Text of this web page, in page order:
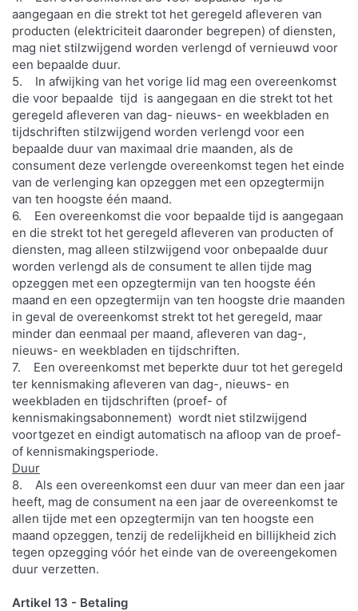
aangegaan en die strekt tot het geregeld afleveren van
producten (elektriciteit daaronder begrepen) of diensten,
mag niet stilzwijgend worden verlengd of vernieuwd voor
een bepaalde duur.
5. In afwijking van het vorige lid mag een overeenkomst
die voor bepaalde tijd is aangegaan en die strekt tot het
geregeld afleveren van dag- nieuws- en weekbladen en
tijdschriften stilzwijgend worden verlengd voor een
bepaalde duur van maximaal drie maanden, als de
consument deze verlengde overeenkomst tegen het einde
van de verlenging kan opzeggen met een opzegtermijn
van ten hoogste één maand.
6. Een overeenkomst die voor bepaalde tijd is aangegaan
en die strekt tot het geregeld afleveren van producten of
diensten, mag alleen stilzwijgend voor onbepaalde duur
worden verlengd als de consument te allen tijde mag
opzeggen met een opzegtermijn van ten hoogste één
maand en een opzegtermijn van ten hoogste drie maanden
in geval de overeenkomst strekt tot het geregeld, maar
minder dan eenmaal per maand, afleveren van dag-,
nieuws- en weekbladen en tijdschriften.
7. Een overeenkomst met beperkte duur tot het geregeld
ter kennismaking afleveren van dag-, nieuws- en
weekbladen en tijdschriften (proef- of
kennismakingsabonnement) wordt niet stilzwijgend
voortgezet en eindigt automatisch na afloop van de proef-
of kennismakingsperiode.
Duur
8. Als een overeenkomst een duur van meer dan een jaar
heeft, mag de consument na een jaar de overeenkomst te
allen tijde met een opzegtermijn van ten hoogste een
maand opzeggen, tenzij de redelijkheid en billijkheid zich
tegen opzegging vóór het einde van de overeengekomen
duur verzetten.
Artikel 13 - Betaling